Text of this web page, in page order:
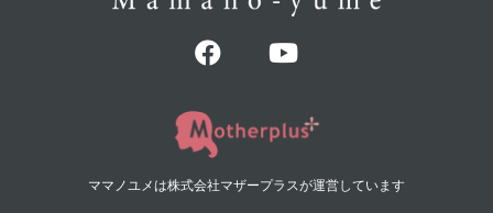
ママノユメは株式会社マザープラスが運営しています